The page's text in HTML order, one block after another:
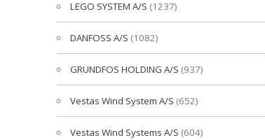
LEGO SYSTEM A/S (1237)
DANFOSS A/S (1082)
GRUNDFOS HOLDING A/S (937)
Vestas Wind System A/S (652)
Vestas Wind Systems A/S (604)